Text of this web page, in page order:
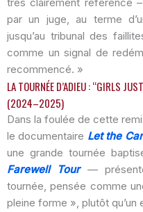
très clairement référence
par un juge, au terme
jusqu’au tribunal des
comme un signal de
recommencé. »
LA TOURNÉE D’ADIEU : “GIRLS
(2024–2025)
Dans la foulée de cette
le documentaire Let the
une grande tournée
Farewell Tour—
tournée, pensée comme
pleine forme », plutôt